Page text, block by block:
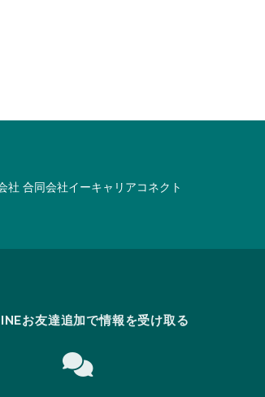
社 合同会社イーキャリアコネクト
お友達追加で情報を受け取る